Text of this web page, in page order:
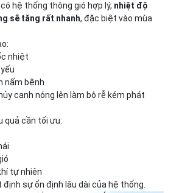
hệ thống thông gió hợp lý, nhiệt độ
sẽ tăng rất nhanh, đặc biệt vào mùa
nhiệt
nấm bệnh
canh nóng lên làm bộ rễ kém phát
quả cần tối ưu:
tự nhiên
sự ổn định lâu dài của hệ thống.